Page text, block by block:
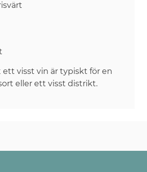
ett visst vin är typiskt för en
eller ett visst distrikt.